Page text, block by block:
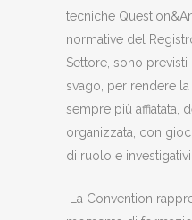
tecniche
normative del
Settore, sono
svago, per rendere la
sempre più affiatata,
organizzata, con
di ruolo e investigativi.
La Convention